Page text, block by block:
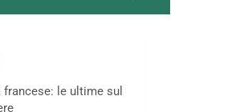
le ultime sul